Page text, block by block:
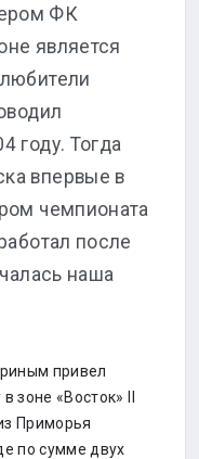
ФК
является
году. Тогда
впервые в
чемпионата
после
наша
привел
зоне «Восток» II
Приморья
по сумме двух